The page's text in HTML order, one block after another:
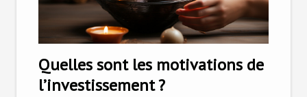
Quelles sont les motivations de
l’investissement ?